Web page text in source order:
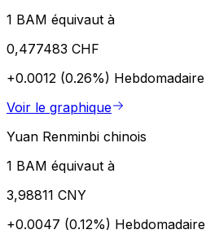
1 BAM équivaut à
0,477483 CHF
+0.0012 (0.26%) Hebdomadaire
Voir le graphique
Yuan Renminbi chinois
1 BAM équivaut à
3,98811 CNY
+0.0047 (0.12%) Hebdomadaire